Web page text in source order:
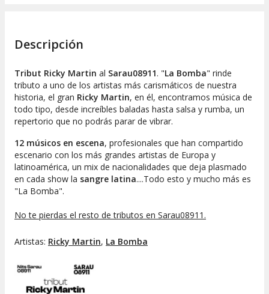
Descripción
Tribut Ricky Martin al Sarau08911. "La Bomba" rinde
tributo a uno de los artistas más carismáticos de nuestra
historia, el gran Ricky Martin, en él, encontramos música de
todo tipo, desde increíbles baladas hasta salsa y rumba, un
repertorio que no podrás parar de vibrar.
12 músicos en escena, profesionales que han compartido
escenario con los más grandes artistas de Europa y
latinoamérica, un mix de nacionalidades que deja plasmado
en cada show la sangre latina....Todo esto y mucho más es
"La Bomba".
No te pierdas el resto de tributos en Sarau08911.
Artistas: Ricky Martin, La Bomba